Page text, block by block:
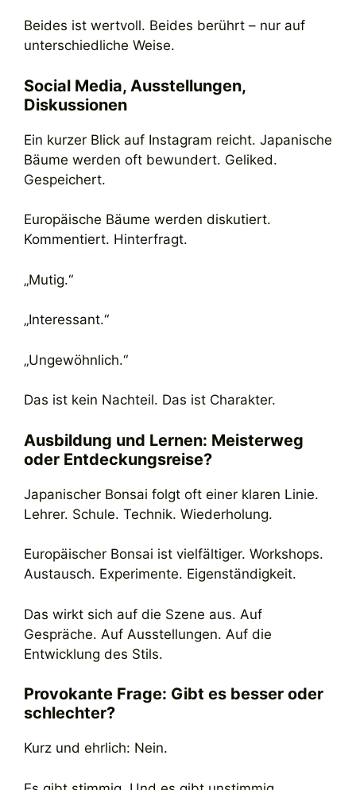
Beides ist wertvoll. Beides berührt – nur auf
unterschiedliche Weise.
Social Media, Ausstellungen,
Diskussionen
Ein kurzer Blick auf Instagram reicht. Japanische
Bäume werden oft bewundert. Geliked.
Gespeichert.
Europäische Bäume werden diskutiert.
Kommentiert. Hinterfragt.
„Mutig.“
„Interessant.“
„Ungewöhnlich.“
Das ist kein Nachteil. Das ist Charakter.
Ausbildung und Lernen: Meisterweg
oder Entdeckungsreise?
Japanischer Bonsai folgt oft einer klaren Linie.
Lehrer. Schule. Technik. Wiederholung.
Europäischer Bonsai ist vielfältiger. Workshops.
Austausch. Experimente. Eigenständigkeit.
Das wirkt sich auf die Szene aus. Auf
Gespräche. Auf Ausstellungen. Auf die
Entwicklung des Stils.
Provokante Frage: Gibt es besser oder
schlechter?
Kurz und ehrlich: Nein.